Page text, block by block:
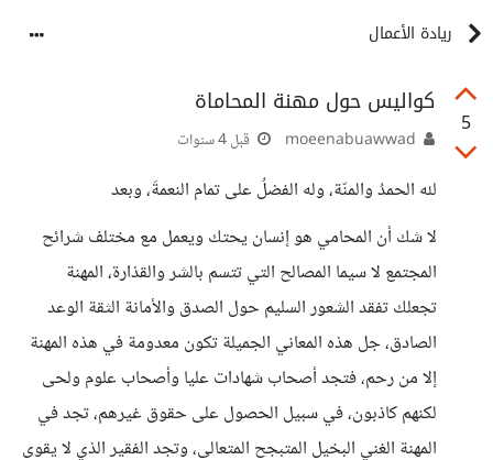
ريادة الأعمال
5
كواليس حول مهنة المحاماة
قبل 4 سنوات
لله الحمدُ والمنّة، وله الفضلُ على تمام النعمةَ، وبعد
لا شك أن المحامي هو إنسان يحتك ويعمل مع مختلف شرائح
المجتمع لا سيما المصالح التي تتسم بالشر والقذارة، المهنة
تجعلك تفقد الشعور السليم حول الصدق والأمانة الثقة الوعد
الصادق، جل هذه المعاني الجميلة تكون معدومة في هذه المهنة
إلا من رحم، فتجد أصحاب شهادات عليا وأصحاب علوم ولحى
لكنهم كاذبون، في سبيل الحصول على حقوق غيرهم، تجد في
المهنة الغني البخيل المتبجح المتعالى، وتجد الفقير الذي لا يقوى